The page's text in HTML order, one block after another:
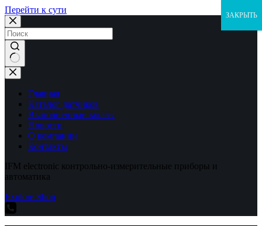
Перейти к сути
Ничего
не
найденоГлавная
Каталог датчиков
Выполненные заказы
Новости
О компании
Контакты
IFM electronic контрольно-измерительные приборы и
автоматика
Explore Shop
ЗАКРЫТЬ